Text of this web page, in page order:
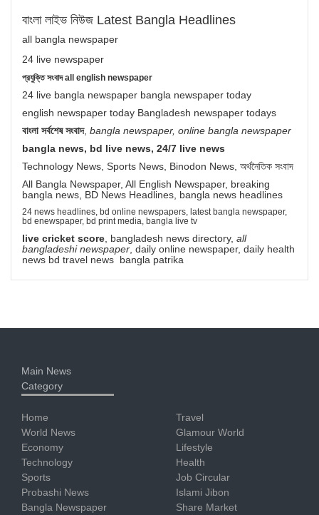
বাংলা লাইভ নিউজ Latest Bangla Headlines
all bangla newspaper
24 live newspaper
প্রযুক্তি সংবাদ all english newspaper
24 live bangla newspaper bangla newspaper today
english newspaper today Bangladesh newspaper todays
বাংলা সর্বশেষ সংবাদ, bangla newspaper, online bangla newspaper
bangla news, bd live news, 24/7 live news
Technology News, Sports News, Binodon News, অর্থনৈতিক সংবাদ
All Bangla Newspaper, All English Newspaper, breaking
bangla news, BD News Headlines, bangla news headlines
24 news headlines, bd online newspapers, latest bangla newspaper,
bd enewspaper, bd print media, bangla live tv
live cricket score , bangladesh news directory, all
bangladeshi newspaper , daily online newspaper, daily health
news bd travel news bangla patrika
Main News
Category
Home
World News
Economy
Technology
Sports
Probashi News
Bangla Newspaper
Travel
Glamour World
Lifestyle
Health
Job Circular
Islami Jibon
Share Market